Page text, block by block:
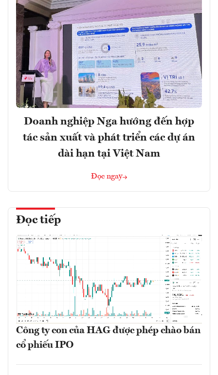
Doanh nghiệp Nga hướng đến hợp
tác sản xuất và phát triển các dự án
dài hạn tại Việt Nam
Đọc ngay
Đọc tiếp
Công ty con của HAG được phép chào bán
cổ phiếu IPO